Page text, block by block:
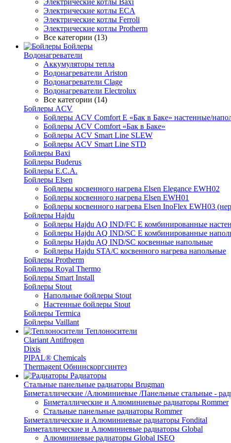
Электрические котлы Baxi
Электрические котлы ECA
Электрические котлы Ferroli
Электрические котлы Protherm
Все категории (13)
Бойлеры
Водонагреватели
Аккумуляторы тепла
Водонагреватели Ariston
Водонагреватели Clage
Водонагреватели Electrolux
Все категории (14)
Бойлеры ACV
Бойлеры ACV Comfort E «Бак в Баке» настенные/
Бойлеры ACV Comfort «Бак в Баке»
Бойлеры ACV Smart Line SLEW
Бойлеры ACV Smart Line STD
Бойлеры Baxi
Бойлеры Buderus
Бойлеры E.C.A.
Бойлеры Elsen
Бойлеры косвенного нагрева Elsen Elegance EWH02
Бойлеры косвенного нагрева Elsen EWH01
Бойлеры косвенного нагрева Elsen InoFlex EWH03
Бойлеры Hajdu
Бойлеры Hajdu AQ IND/FC E комбинированные
Бойлеры Hajdu AQ IND/SC E комбинированные
Бойлеры Hajdu AQ IND/SC косвенные напольные
Бойлеры Hajdu STA/C косвенного нагрева напольные
Бойлеры Protherm
Бойлеры Royal Thermo
Бойлеры Smart Install
Бойлеры Stout
Напольные бойлеры Stout
Настенные бойлеры Stout
Бойлеры Termica
Бойлеры Vaillant
Теплоносители
Clariant Antifrogen
Dixis
PIPAL® Chemicals
Thermagent Обнинскоргсинтез
Радиаторы
Стальные панельные радиаторы Brugman
Биметаллические /Алюминиевые /Панельные стальные -
Биметаллические и Алюминиевые радиаторы Rommer
Стальные панельные радиаторы Rommer
Биметаллические и Алюминиевые радиаторы Fondital
Биметаллические и Алюминиевые радиаторы Global
Алюминиевые радиаторы Global ISEO